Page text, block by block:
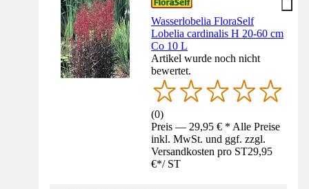
Wasserlobelia FloraSelf
Lobelia cardinalis H 20-60 cm
Co 10 L
Artikel wurde noch nicht
bewertet.
(0)
Preis — 29,95 € * Alle Preise
inkl. MwSt. und ggf. zzgl.
Versandkosten pro ST29,95
€*/ ST